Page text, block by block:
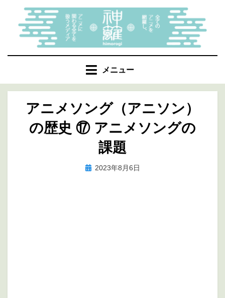
メニュー
アニメソング（アニソン）
の歴史 ⑰ アニメソングの
課題
投稿者marumegane
投 2023年8月6日